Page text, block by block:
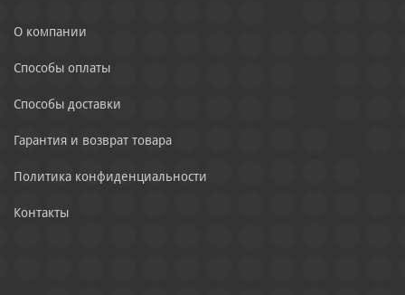
О компании
Способы оплаты
Способы доставки
Гарантия и возврат товара
Политика конфиденциальности
Контакты